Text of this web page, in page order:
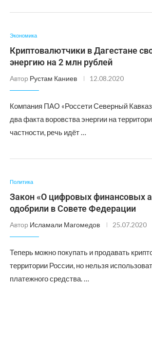
Экономика
Криптовалютчики в Дагестане
энергию на 2 млн рублей
Автор Рустам Каниев 12.08.2020
Компания ПАО «Россети Северный
два факта воровства энергии на
частности, речь идёт …
Политика
Закон «О цифровых финансовых
одобрили в Совете Федерации
Автор Исламали Магомедов 25.07.2020
Теперь можно покупать и продавать
территории России, но нельзя
платежного средства. …